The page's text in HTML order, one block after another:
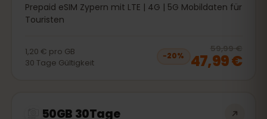
Prepaid eSIM Zypern mit LTE | 4G | 5G Mobildaten für
Touristen
1,20 € pro GB
30 Tage Gültigkeit
−20%
59,99 €
47,99 €
50GB 30Tage